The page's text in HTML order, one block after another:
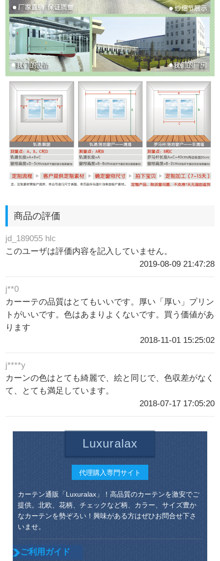
商品の評価
jd_189055 hlc
このユーザは評価内容を記入していません。
2019-08-09 21:47:28
j**0
カーーテの品質はとてもいいです。厚い「厚い」プリン
トがいいです。色はあまりよくないです。買う価値があ
ります
2018-11-01 15:25:02
j****y
カーンの色はとても綺麗で、絵と同じで、色収差がなく
て、とても満足しています。
2018-07-17 17:05:20
Luxuralax
代理購入専門サイト
カーテン通販「Luxuralax」！高品質のカーテンを激安でご
提供。北欧、花柄、チェックなど柄、カラー、サイズ豊か
なカーテンを勢ぞろい！興味がある方はぜひお問合せ下さ
いませ。
ご利用ガイド